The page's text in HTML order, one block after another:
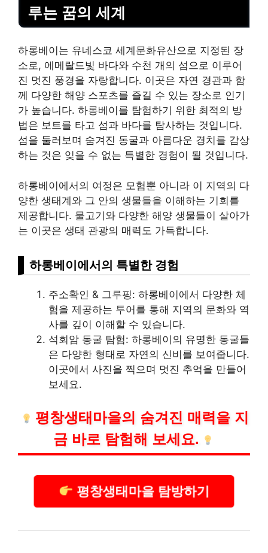
루는 꿈의 세계
하롱베이는 유네스코 세계문화유산으로 지정된 장
소로, 에메랄드빛 바다와 수천 개의 섬으로 이루어
진 멋진 풍경을 자랑합니다. 이곳은 자연 경관과 함
께 다양한 해양 스포츠를 즐길 수 있는 장소로 인기
가 높습니다. 하롱베이를 탐험하기 위한 최적의 방
법은 보트를 타고 섬과 바다를 탐사하는 것입니다.
섬을 둘러보며 숨겨진 동굴과 아름다운 경치를 감상
하는 것은 잊을 수 없는 특별한 경험이 될 것입니다.
하롱베이에서의 여정은 모험뿐 아니라 이 지역의 다
양한 생태계와 그 안의 생물들을 이해하는 기회를
제공합니다. 물고기와 다양한 해양 생물들이 살아가
는 이곳은 생태 관광의 매력도 가득합니다.
하롱베이에서의 특별한 경험
주소확인 & 그루핑: 하롱베이에서 다양한 체
험을 제공하는 투어를 통해 지역의 문화와 역
사를 깊이 이해할 수 있습니다.
석회암 동굴 탐험: 하롱베이의 유명한 동굴들
은 다양한 형태로 자연의 신비를 보여줍니다.
이곳에서 사진을 찍으며 멋진 추억을 만들어
보세요.
평창생태마을의 숨겨진 매력을 지
금 바로 탐험해 보세요.
평창생태마을 탐방하기